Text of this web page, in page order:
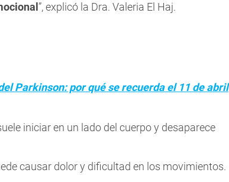
”, explicó la Dra. Valeria El Haj.
Parkinson: por qué se recuerda el 11 de abril
iniciar en un lado del cuerpo y desaparece
causar dolor y dificultad en los movimientos.